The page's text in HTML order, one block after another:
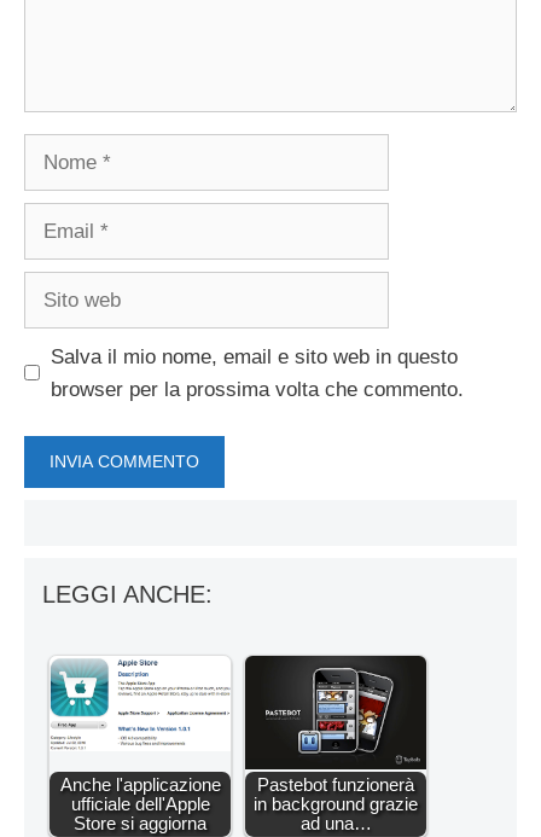
Nome
Email
Sito
Salva il mio nome, email e sito web in questo
browser per la prossima volta che commento.
LEGGI ANCHE:
Anche l'applicazione
ufficiale dell'Apple
Store si aggiorna
Pastebot funzionerà
in background grazie
ad una…